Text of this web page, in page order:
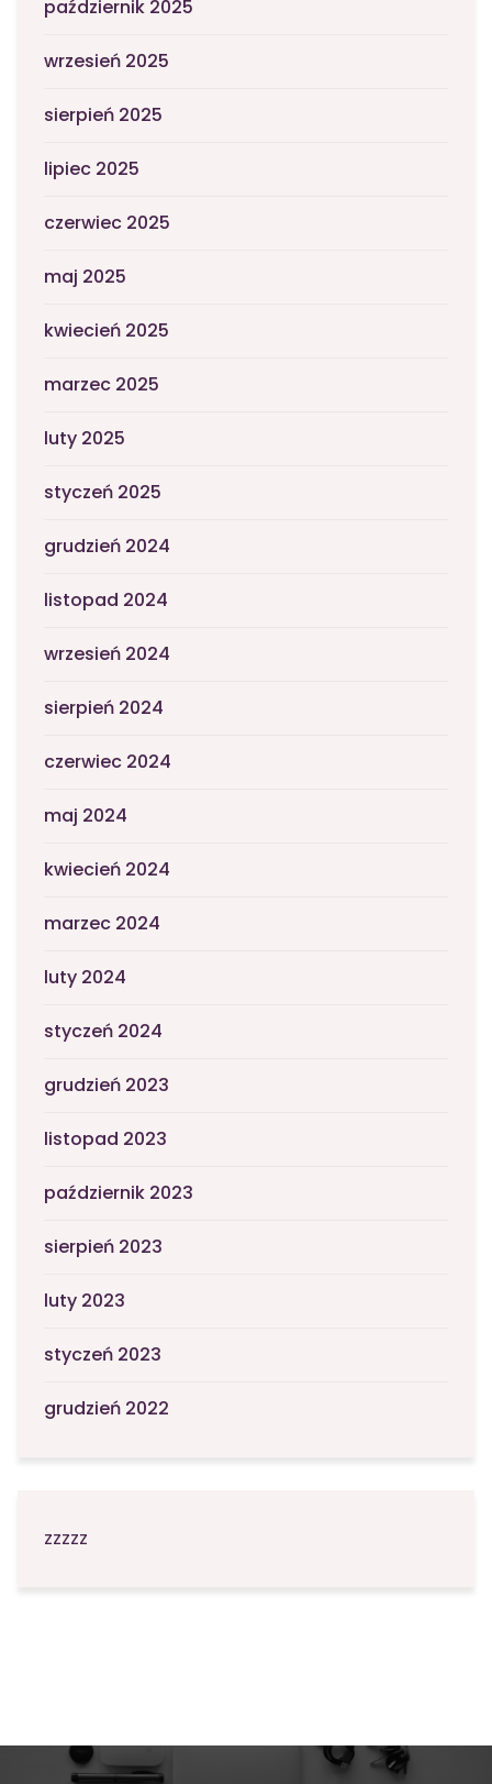
październik 2025
wrzesień 2025
sierpień 2025
lipiec 2025
czerwiec 2025
maj 2025
kwiecień 2025
marzec 2025
luty 2025
styczeń 2025
grudzień 2024
listopad 2024
wrzesień 2024
sierpień 2024
czerwiec 2024
maj 2024
kwiecień 2024
marzec 2024
luty 2024
styczeń 2024
grudzień 2023
listopad 2023
październik 2023
sierpień 2023
luty 2023
styczeń 2023
grudzień 2022
zzzzz